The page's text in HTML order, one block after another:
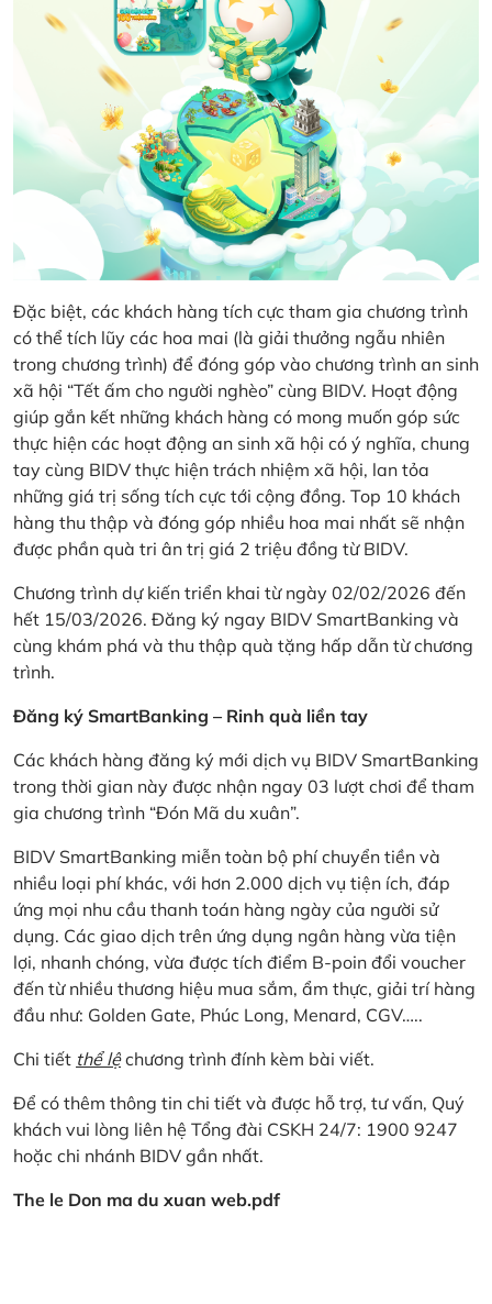
Đặc biệt, các khách hàng tích cực tham gia chương trình
có thể tích lũy các hoa mai (là giải thưởng ngẫu nhiên
trong chương trình) để đóng góp vào chương trình an sinh
xã hội “Tết ấm cho người nghèo” cùng BIDV. Hoạt động
giúp gắn kết những khách hàng có mong muốn góp sức
thực hiện các hoạt động an sinh xã hội có ý nghĩa, chung
tay cùng BIDV thực hiện trách nhiệm xã hội, lan tỏa
những giá trị sống tích cực tới cộng đồng. Top 10 khách
hàng thu thập và đóng góp nhiều hoa mai nhất sẽ nhận
được phần quà tri ân trị giá 2 triệu đồng từ BIDV.
Chương trình dự kiến triển khai từ ngày 02/02/2026 đến
hết 15/03/2026. Đăng ký ngay BIDV SmartBanking và
cùng khám phá và thu thập quà tặng hấp dẫn từ chương
trình.
Đăng ký SmartBanking – Rinh quà liền tay
Các khách hàng đăng ký mới dịch vụ BIDV SmartBanking
trong thời gian này được nhận ngay 03 lượt chơi để tham
gia chương trình “Đón Mã du xuân”.
BIDV SmartBanking miễn toàn bộ phí chuyển tiền và
nhiều loại phí khác, với hơn 2.000 dịch vụ tiện ích, đáp
ứng mọi nhu cầu thanh toán hàng ngày của người sử
dụng. Các giao dịch trên ứng dụng ngân hàng vừa tiện
lợi, nhanh chóng, vừa được tích điểm B-poin đổi voucher
đến từ nhiều thương hiệu mua sắm, ẩm thực, giải trí hàng
đầu như: Golden Gate, Phúc Long, Menard, CGV…..
Chi tiết thể lệchương trình đính kèm bài viết.
Để có thêm thông tin chi tiết và được hỗ trợ, tư vấn, Quý
khách vui lòng liên hệ Tổng đài CSKH 24/7: 1900 9247
hoặc chi nhánh BIDV gần nhất.
The le Don ma du xuan web.pdf